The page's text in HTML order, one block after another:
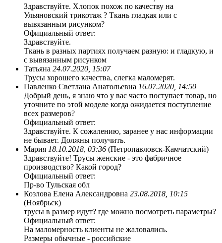
Здравствуйте. Хлопок похож по качеству на
Ульяновский трикотаж ? Ткань гладкая или с
вывязанным рисунком?
Официальный ответ:
Здравствуйте.
Ткань в разных партиях получаем разную: и гладкую, и
с вывязанным рисунком
Татьяна 24.07.2020, 15:07
Трусы хорошего качества, слегка маломерят.
Павленко Светлана Анатольевна 16.07.2020, 14:50
Добрый день, я знаю что у вас часто поступает товар, но
уточните по этой моделе когда ожидается поступление
всех размеров?
Официальный ответ:
Здравствуйте. К сожалению, заранее у нас информации
не бывает. Должны получить.
Мария 18.10.2018, 03:36 (Петропавловск-Камчатский)
Здравствуйте! Трусы женские - это фабричное
производство? Какой город?
Официальный ответ:
Пр-во Тульская обл
Козлова Елена Александровна 23.08.2018, 10:15
(Ноябрьск)
трусы в размер идут? где можно посмотреть параметры?
Официальный ответ:
На маломерность клиенты не жаловались.
Размеры обычные - российские